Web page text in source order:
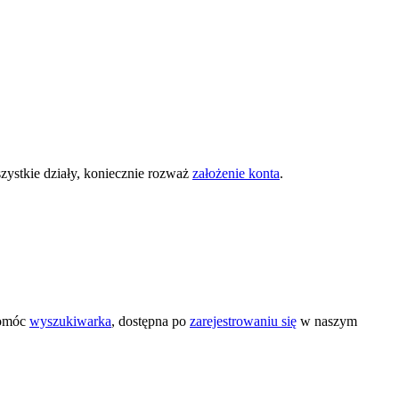
działy, koniecznie rozważ założenie konta.
wyszukiwarka, dostępna po zarejestrowaniu się w naszym